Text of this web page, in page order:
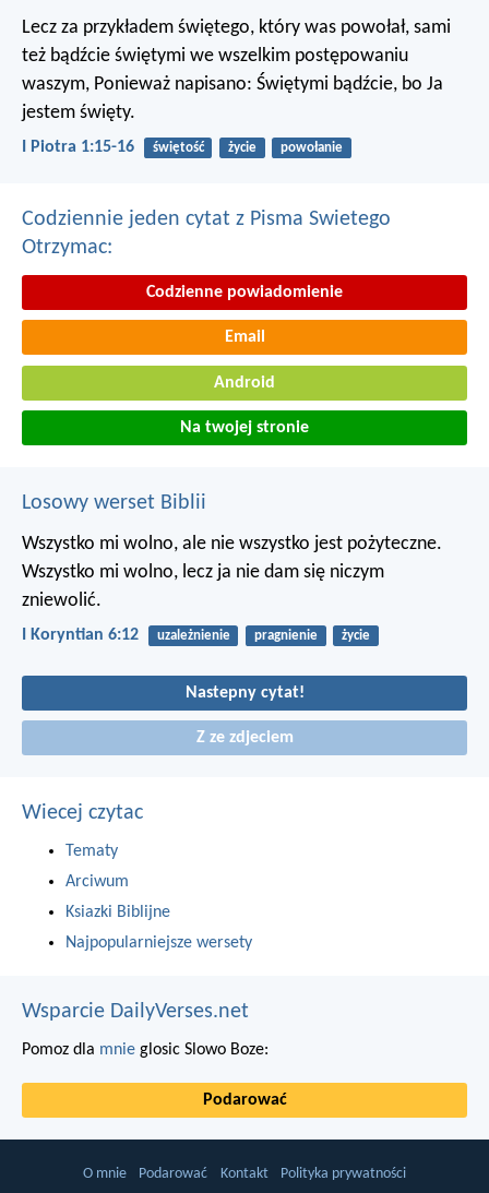
Lecz za przykładem świętego, który was powołał, sami
też bądźcie świętymi we wszelkim postępowaniu
waszym, Ponieważ napisano: Świętymi bądźcie, bo Ja
jestem święty.
I Piotra 1:15-16 świętość życie powołanie
Codziennie jeden cytat z Pisma Swietego
Otrzymac:
Codzienne powiadomienie
Email
Android
Na twojej stronie
Losowy werset Biblii
Wszystko mi wolno, ale nie wszystko jest pożyteczne.
Wszystko mi wolno, lecz ja nie dam się niczym
zniewolić.
I Koryntian 6:12 uzależnienie pragnienie życie
Nastepny cytat!
Z ze zdjeciem
Wiecej czytac
Tematy
Arciwum
Ksiazki Biblijne
Najpopularniejsze wersety
Wsparcie DailyVerses.net
Pomoz dla mnie glosic Slowo Boze:
Podarować
O mnie Podarować Kontakt Polityka prywatności